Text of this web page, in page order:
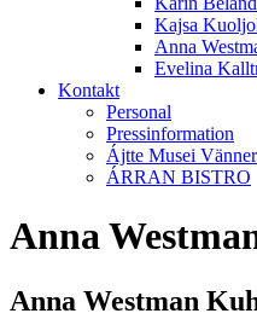
Kajsa
Anna
Evelina
Kontakt
Personal
Pressinformation
Ájtte Musei Vänner
ÁRRAN BISTRO
Anna
Anna Westman